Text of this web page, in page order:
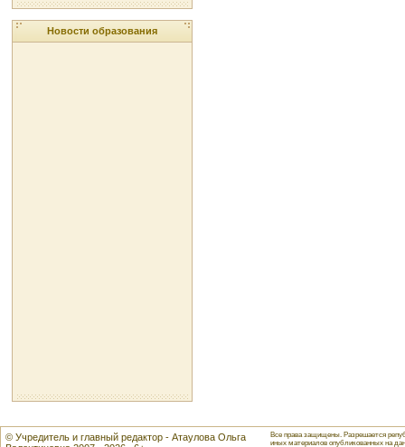
Новости образования
© Учредитель и главный редактор - Атаулова Ольга
Все права защищены. Разрешается
иных материалов опубликованных на